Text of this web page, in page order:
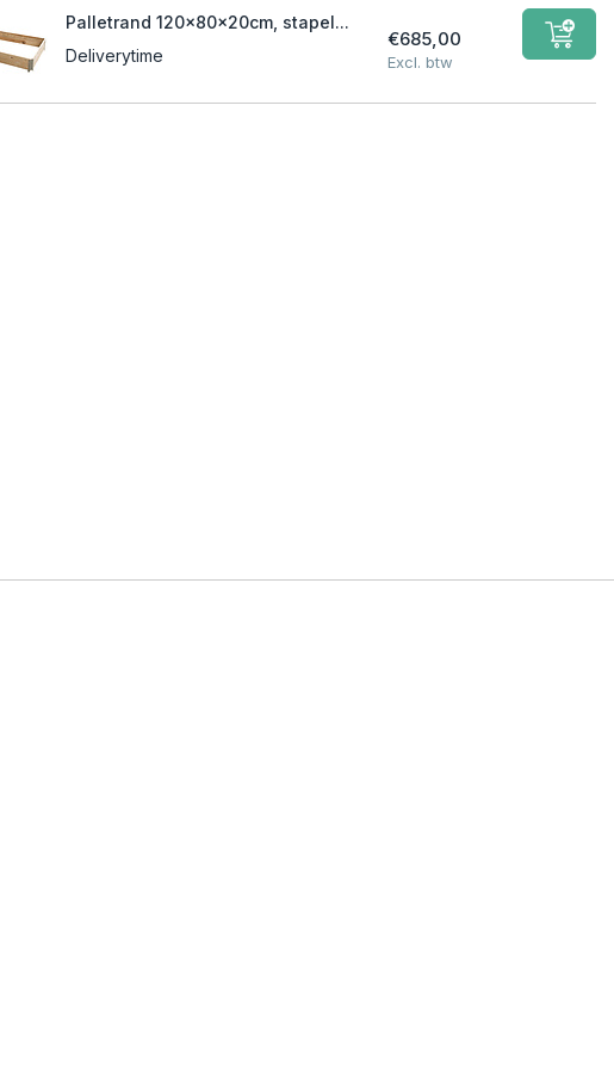
Palletrand 120x80x20cm, stapel...
Deliverytime
€685,00
Excl. btw